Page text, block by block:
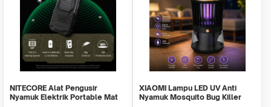
NITECORE Alat Pengusir
Nyamuk Elektrik Portable Mat
XIAOMI Lampu LED UV Anti
Nyamuk Mosquito Bug Killer